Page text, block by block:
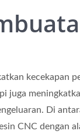
kecekapan
juga
Di
CNC dengan